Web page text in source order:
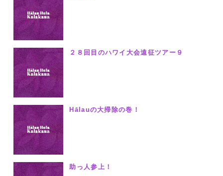
２８回目のハワイ大会遠征ツアー９
Hālauの大掃除の巻！
助っ人参上！